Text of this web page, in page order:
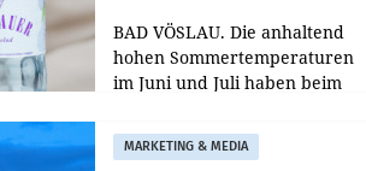
BAD VÖSLAU. Die anhaltend
hohen Sommertemperaturen
im Juni und Juli haben beim
Getränkehersteller Vöslauer zu
deutlichen Absatzzuwächsen
MARKETING & MEDIA